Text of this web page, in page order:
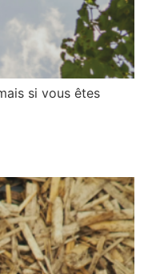
si vous êtes